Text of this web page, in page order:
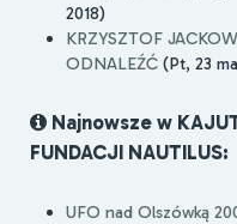
2018)
KRZYSZTOF
ODNALEŹĆ (Pt, 23
Najnowsze w
FUNDACJI NAUTILUS:
UFO nad Olszówką